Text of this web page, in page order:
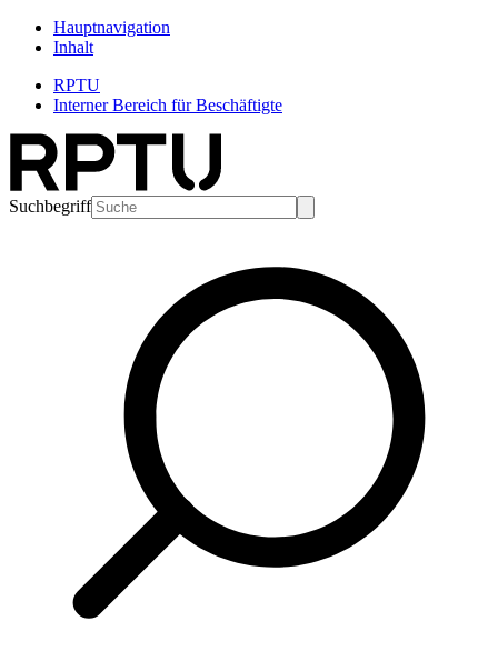
Hauptnavigation
Inhalt
RPTU
Interner Bereich für Beschäftigte
Suchbegriff